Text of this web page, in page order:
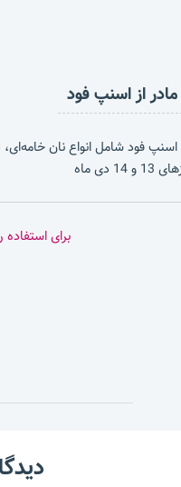
فود شامل انواع نان خامه‌ای،
برای